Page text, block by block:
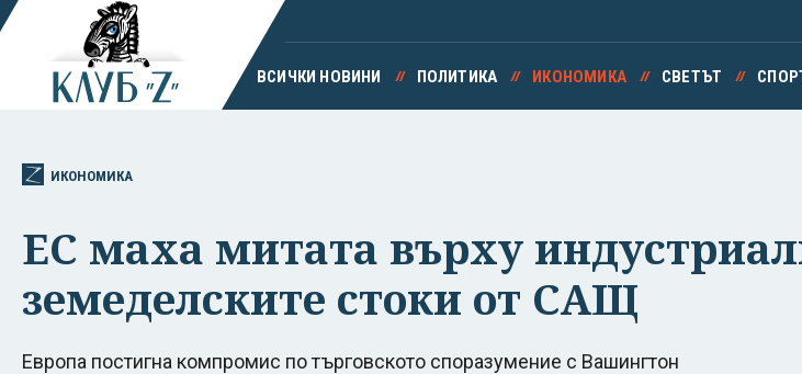
ВСИЧКИ НОВИНИ ПОЛИТИКА ИКОНОМИКА СВЕТЪТ
ИКОНОМИКА
ЕС маха митата върху
земеделските стоки от САЩ
Европа постигна компромис по търговското споразумение с Вашингтон